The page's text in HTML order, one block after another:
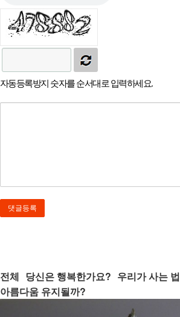
자동등록방지 숫자를 순서대로 입력하세요.
전체 당신은 행복한가요? 우리가 사는 법
아름다움 유지될까?